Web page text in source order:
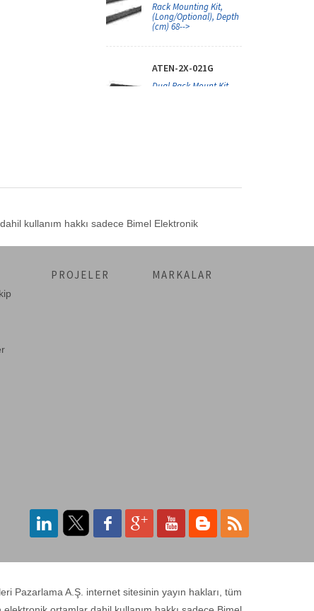
Rack Mounting Kit,
(Long/Optional), Depth
(cm) 68-->
ATEN-2X-021G
Dual Rack Mount Kit
ATEN-VE-RMK1U
Video Extender Rack
F-F022F4
kullanım hakkı sadece Bimel Elektronik
PROJELER MARKALAR
Pazarlama A.Ş. internet sitesinin yayın hakları, tüm